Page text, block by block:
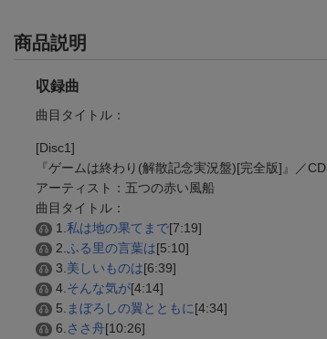
商品説明
収録曲
曲目タイトル：
[Disc1]
『ゲームは終わり(解散記念実況盤)[完全版]』／CD
アーティスト：五つの赤い風船
曲目タイトル：
1. 私は地の果てまで[7:19]
2. ふる里の言葉は[5:10]
3. 美しいものは[6:39]
4. そんな気が[4:14]
5. まぼろしの翼とともに[4:34]
6. ささ舟[10:26]